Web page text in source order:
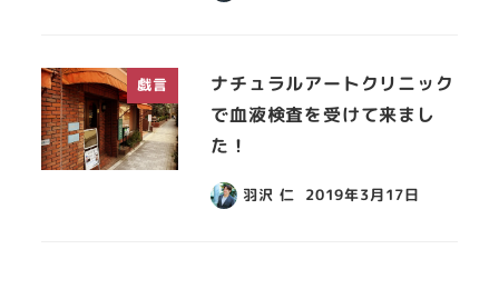
戯言
ナチュラルアートクリニック
で血液検査を受けて来まし
た！
羽沢 仁 2019年3月17日